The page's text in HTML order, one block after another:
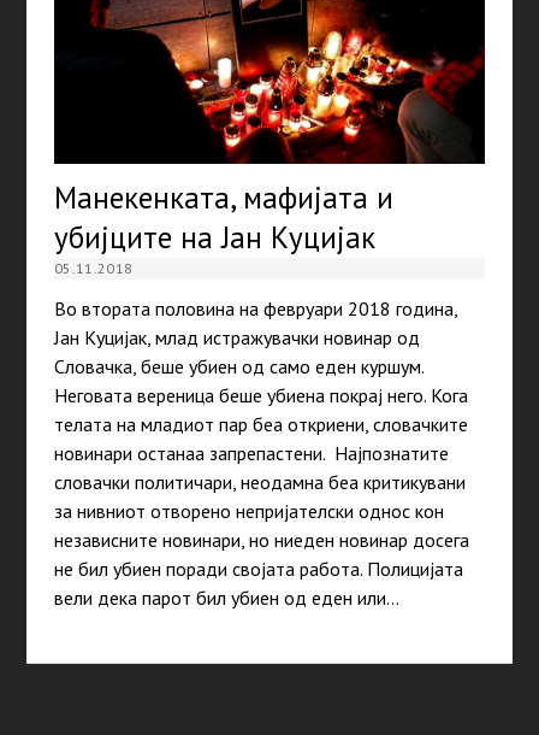
Манекенката, мафијата и
убијците на Јан Куцијак
05.11.2018
Во втората половина на февруари 2018 година,
Јан Куцијак, млад истражувачки новинар од
Словачка, беше убиен од само еден куршум.
Неговата вереница беше убиена покрај него. Кога
телата на младиот пар беа откриени, словачките
новинари останаа запрепастени. Најпознатите
словачки политичари, неодамна беа критикувани
за нивниот отворено непријателски однос кон
независните новинари, но ниеден новинар досега
не бил убиен поради својата работа. Полицијата
вели дека парот бил убиен од еден или…